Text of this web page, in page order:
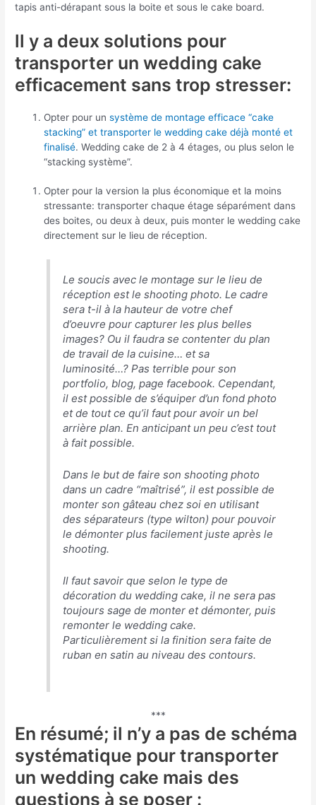
tapis anti-dérapant sous la boite et sous le cake board.
ll y a deux solutions pour
transporter un wedding cake
efficacement sans trop stresser:
Opter pour unsystème de montage efficace “cake
stacking” et transporter le wedding cake déjà monté et
finalisé. Wedding cake de 2 à 4 étages, ou plus selon le
“stacking système”.
Opter pour la version la plus économique et la moins
stressante: transporter chaque étage séparément dans
des boites, ou deux à deux, puis monter le wedding cake
directement sur le lieu de réception.
Le soucis avec le montage sur le lieu de
réception est le shooting photo. Le cadre
sera t-il à la hauteur de votre chef
d’oeuvre pour capturer les plus belles
images? Ou il faudra se contenter du plan
de travail de la cuisine… et sa
luminosité…? Pas terrible pour son
portfolio, blog, page facebook. Cependant,
il est possible de s’équiper d’un fond photo
et de tout ce qu’il faut pour avoir un bel
arrière plan. En anticipant un peu c’est tout
à fait possible.
Dans le but de faire son shooting photo
dans un cadre “maîtrisé”, il est possible de
monter son gâteau chez soi en utilisant
des séparateurs (type wilton) pour pouvoir
le démonter plus facilement juste après le
shooting.
Il faut savoir que selon le type de
décoration du wedding cake, il ne sera pas
toujours sage de monter et démonter, puis
remonter le wedding cake.
Particulièrement si la finition sera faite de
ruban en satin au niveau des contours.
***
En résumé; il n’y a pas de schéma
systématique pour transporter
un wedding cake mais des
questions à se poser :